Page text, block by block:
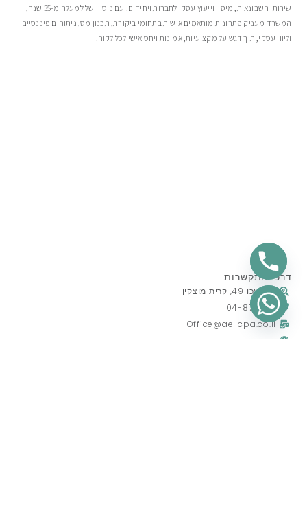
שירותי חשבונאות, מיסוי וייעוץ עסקי לחברות ויחידים. עם ניסיון של למעלה מ-35 שנה,
המשרד מעניק פתרונות מותאמים אישית בתחומי ביקורת, תכנון מס, ניתוחים פיננסיים
וליווי עסקי, תוך דגש על מקצועיות, אמינות ויחס אישי לכל לקוח.
דרכי התקשרות
דרך עכו 49, קרית מוצקין
04-8719514
Office@ae-cpa.co.il
הצהרת נגישות